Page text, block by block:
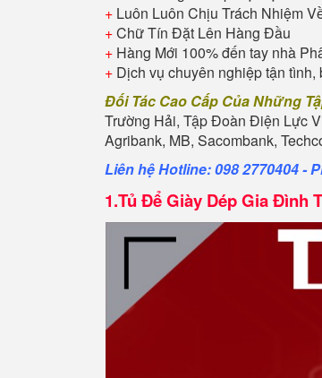
+ Luôn Luôn Chịu Trách Nhiệm
+Chữ Tín Đặt Lên Hàng Đầu
+ Hàng Mới 100% đến tay nhà
+ Dịch vụ chuyên nghiệp tận tình,
Đối Tác Cao Cấp Của Những
Trường Hải, Tập Đoàn Điện Lực
Agribank, MB, Sacombank,
Liên hệ Hotline: 098 2770404 -
1.Tủ Để Giày Dép Gia Đình